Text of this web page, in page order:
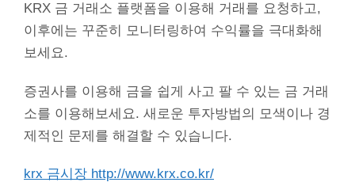
KRX 금 거래소 플랫폼을 이용해 거래를 요청하고,
이후에는 꾸준히 모니터링하여 수익률을 극대화해
보세요.
증권사를 이용해 금을 쉽게 사고 팔 수 있는 금 거래
소를 이용해보세요. 새로운 투자방법의 모색이나 경
제적인 문제를 해결할 수 있습니다.
krx 금시장 http://www.krx.co.kr/